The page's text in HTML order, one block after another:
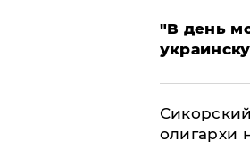
​"В день
олигархи